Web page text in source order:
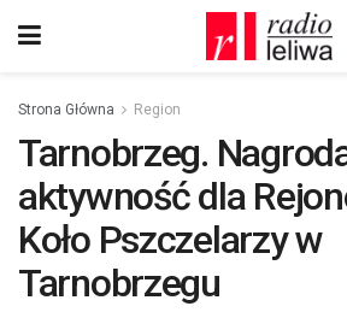
Strona Główna Region
Tarnobrzeg.
aktywność dla
Koło Pszczelarzy w
Tarnobrzegu